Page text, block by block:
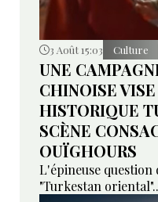
3 Août 15:03 Culture
UNE
CHINOISE
HISTORIQUE
SCÈNE
OUÏGHOURS
L'épineuse
"Turkestan